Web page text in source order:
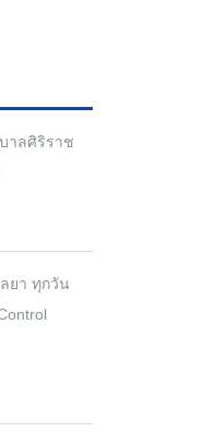
าลศิริราช
ยา ทุกวัน